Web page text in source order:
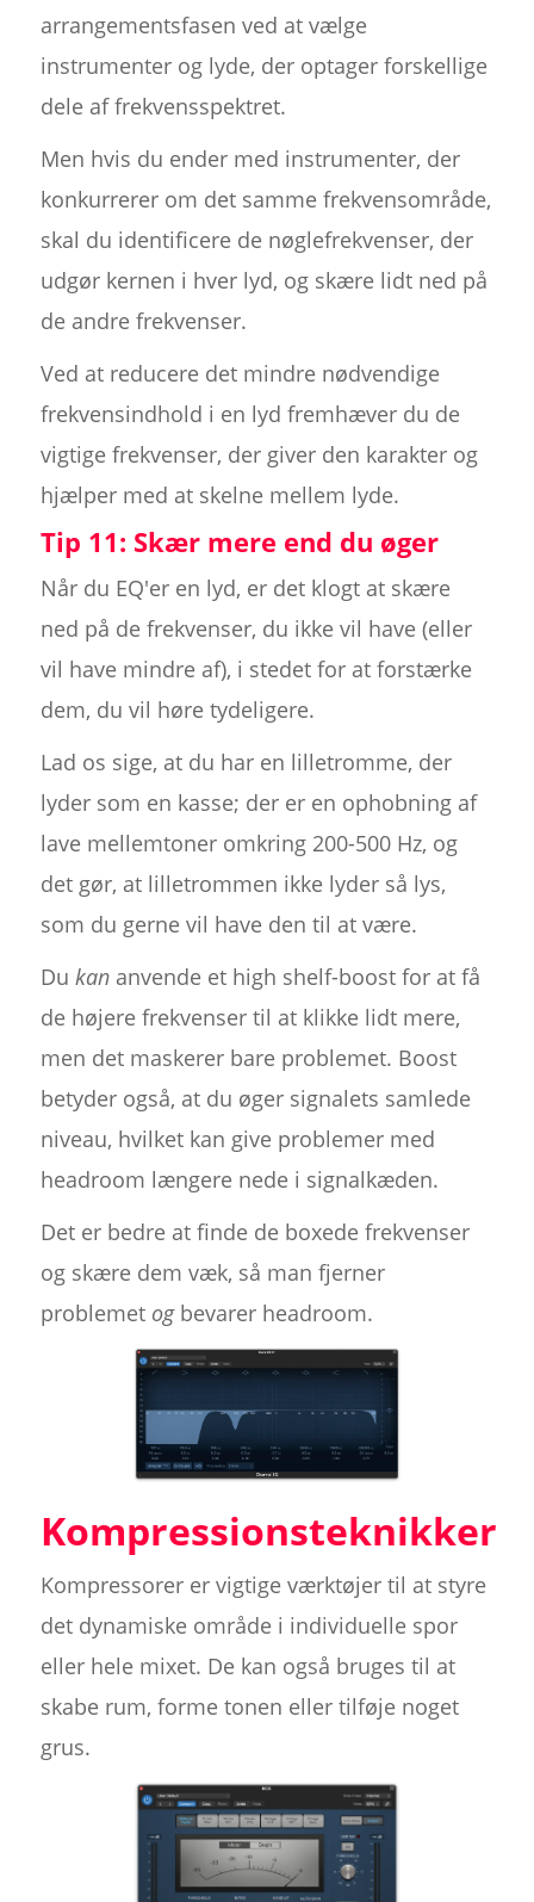
arrangementsfasen ved at vælge
instrumenter og lyde, der optager forskellige
dele af frekvensspektret.
Men hvis du ender med instrumenter, der
konkurrerer om det samme frekvensområde,
skal du identificere de nøglefrekvenser, der
udgør kernen i hver lyd, og skære lidt ned på
de andre frekvenser.
Ved at reducere det mindre nødvendige
frekvensindhold i en lyd fremhæver du de
vigtige frekvenser, der giver den karakter og
hjælper med at skelne mellem lyde.
Tip 11: Skær mere end du øger
Når du EQ'er en lyd, er det klogt at skære
ned på de frekvenser, du ikke vil have (eller
vil have mindre af), i stedet for at forstærke
dem, du vil høre tydeligere.
Lad os sige, at du har en lilletromme, der
lyder som en kasse; der er en ophobning af
lave mellemtoner omkring 200-500 Hz, og
det gør, at lilletrommen ikke lyder så lys,
som du gerne vil have den til at være.
Du kananvende et high shelf-boost for at få
de højere frekvenser til at klikke lidt mere,
men det maskerer bare problemet. Boost
betyder også, at du øger signalets samlede
niveau, hvilket kan give problemer med
headroom længere nede i signalkæden.
Det er bedre at finde de boxede frekvenser
og skære dem væk, så man fjerner
problemet ogbevarer headroom.
Kompressionsteknikker
Kompressorer er vigtige værktøjer til at styre
det dynamiske område i individuelle spor
eller hele mixet. De kan også bruges til at
skabe rum, forme tonen eller tilføje noget
grus.